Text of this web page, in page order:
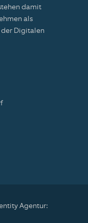
damit
als
der Digitalen
Agentur: